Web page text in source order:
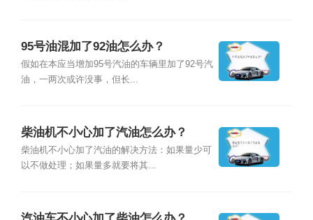
95号油混加了92油怎么办？
假如在本应当增加95号汽油的车辆里加了92号汽
油，一两次或许没事，但长...
柴油机不小心加了汽油怎么办？
柴油机不小心加了汽油的解决方法：如果量少可
以不做处理；如果量多就要将其...